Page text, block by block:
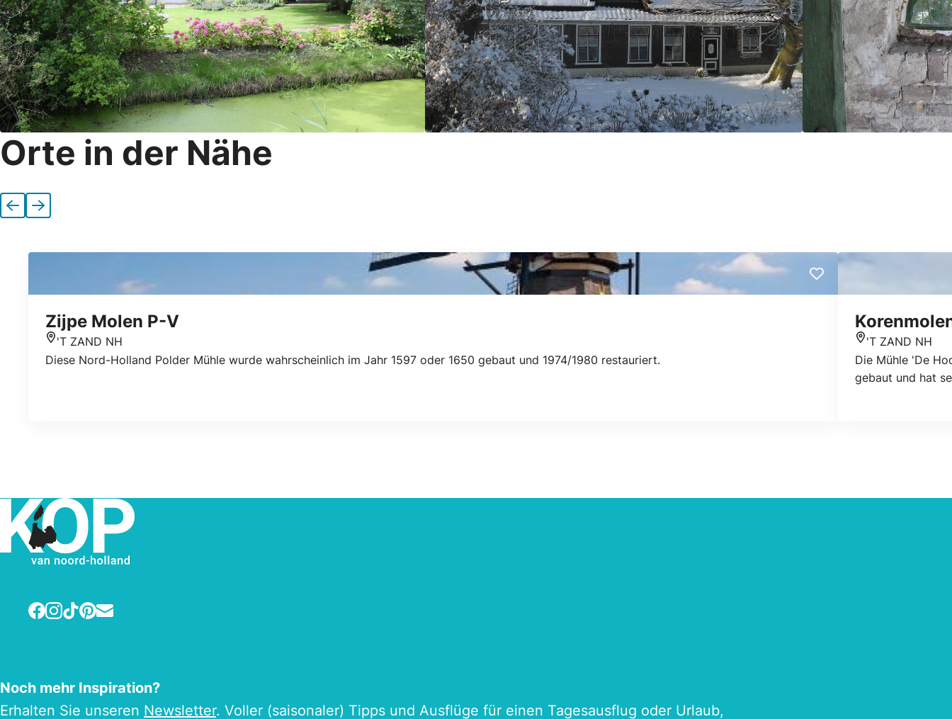
Orte in der Nähe
Vorherige
Nächste
Zijpe Molen P-V
Standort
'T ZAND NH
Diese Nord-Holland Polder Mühle wurde wahrscheinlich im Jahr 1597 oder 1650 gebaut und 1974/1980 restauriert.
Standort
'T ZAND NH
Die Mühle 'De
gebaut und hat
Facebook
Instagram
TikTok
Pinterest
E-mail
Noch mehr Inspiration?
Erhalten Sie unseren Newsletter. Voller (saisonaler) Tipps und Ausflüge für einen Tagesausflug oder Urlaub,